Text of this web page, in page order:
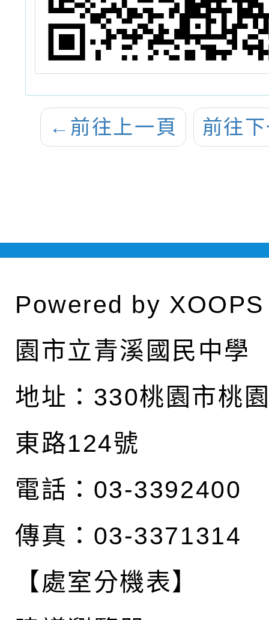
← 前往上一頁 前往
Powered by XOOPS
園市立青溪國民中學
地址： 330桃園市桃
東路124號
電話：03-3392400
傳真：03-3371314
【處室分機表】